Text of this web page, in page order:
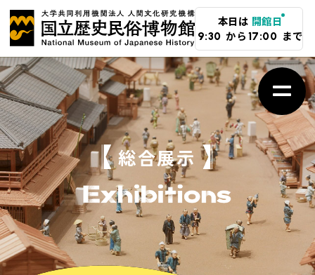
本日は 開館日
9:30 から 17:00 まで
総合展示